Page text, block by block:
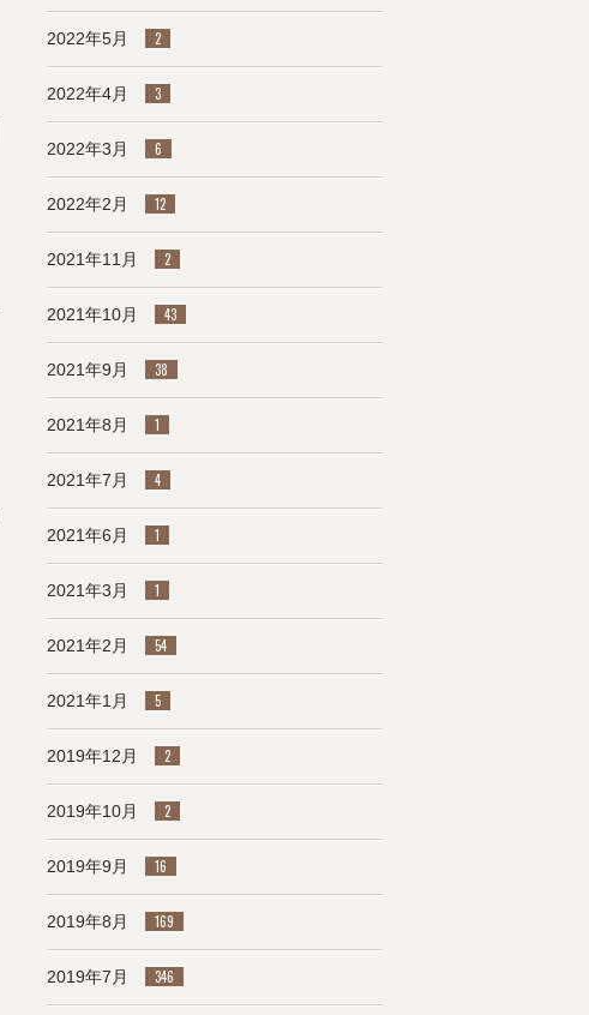
2022年5月 2
2022年4月 3
2022年3月 6
2022年2月 12
2021年11月 2
2021年10月 43
2021年9月 38
2021年8月 1
2021年7月 4
2021年6月 1
2021年3月 1
2021年2月 54
2021年1月 5
2019年12月 2
2019年10月 2
2019年9月 16
2019年8月 169
2019年7月 346